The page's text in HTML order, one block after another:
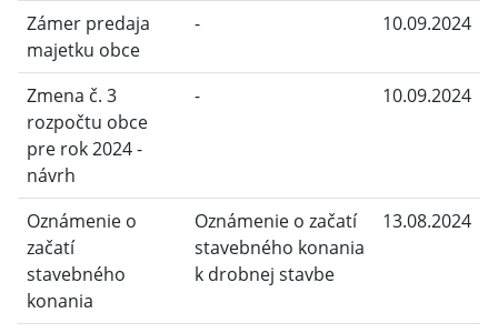
Zámer predaja
majetku obce
- 10.09.2024
Zmena č. 3
rozpočtu obce
pre rok 2024 -
návrh
- 10.09.2024
Oznámenie o
začatí
stavebného
konania
Oznámenie o začatí
stavebného konania
k drobnej stavbe
13.08.2024